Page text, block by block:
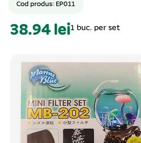
Cod produs: EP011
38.94 lei1 buc. per set